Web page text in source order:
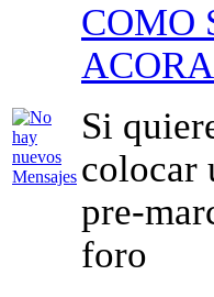
COMO
Si
colocar
pre-
foro